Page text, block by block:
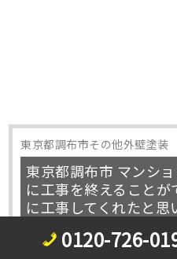
東京都調布市その他外壁塗装
東京都調布市 マンシ
に工事を終えることが
に工事してくれたと思
0120-726-